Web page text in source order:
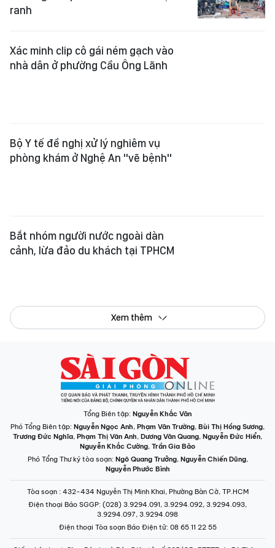
nhà dân ở phường Cầu Ông Lãnh
Xem thêm
Tổng Biên tập:Nguyễn Khắc Văn
Phạm Thị Vân Anh Dương Văn Quang
Nguyễn Khắc Cường ,Trần Gia Bảo
Phó Tổng Thư ký tòa soạn:
Ngô Quang Trưởng ,Nguyễn Chiến Dũng
Nguyễn Phước Bình
Điện thoại Báo SGGP : (028) 3.9294.091, 3.9294.092, 3.9294.093,
3.9294.097, 3.9294.098
Điện thoại Tòa soạn Báo Điện tử
: 08 65 11 22 55
Giấy phép hoạt động Báo in và Báo Điện tử số 305/GP-BTTTT do Bộ Thông
tin và Truyền thông cấp ngày 28-8-2023.
© Bản quyền Báo SÀI GÒN GIẢI PHÓNG.